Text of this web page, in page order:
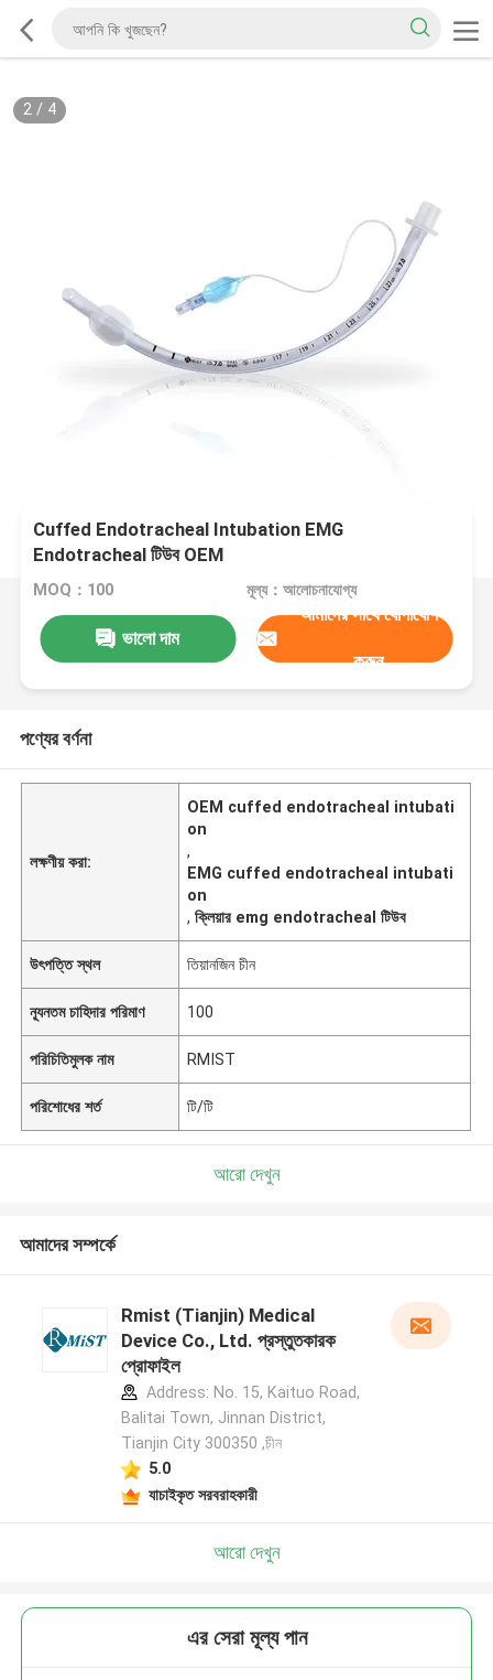
2/ 4
Cuffed Endotracheal Intubation EMG
Endotracheal টিউব OEM
MOQ：100 মূল্য：আলোচনাযোগ্য
ভালো দাম
আমাদের সাথে যোগাযোগ
করুন
পণ্যের বর্ণনা
লক্ষণীয় করা:
OEM cuffed endotracheal intubati
on
,
EMG cuffed endotracheal intubati
on
,ক্লিয়ার emg endotracheal টিউব
উৎপত্তি স্থল তিয়ানজিন চীন
ন্যূনতম চাহিদার পরিমাণ 100
পরিচিতিমুলক নাম RMIST
পরিশোধের শর্ত টি/টি
আরো দেখুন
আমাদের সম্পর্কে
Rmist (Tianjin) Medical
Device Co., Ltd. প্রস্তুতকারক
প্রোফাইল
Address: No. 15, Kaituo Road,
Balitai Town, Jinnan District,
Tianjin City 300350 ,চীন
5.0
যাচাইকৃত সরবরাহকারী
আরো দেখুন
এর সেরা মূল্য পান